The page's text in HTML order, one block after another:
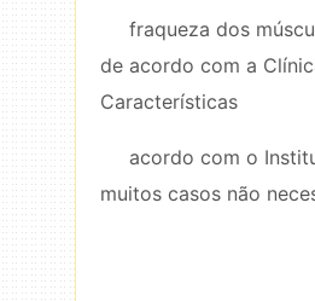
fraqueza dos
de acordo com a
Características
acordo com o
muitos casos não